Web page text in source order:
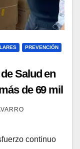
PREVENCIÓN
Salud en
de 69 mil
continuo